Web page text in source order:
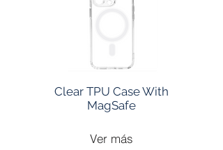
Clear TPU Case With
MagSafe
Ver más